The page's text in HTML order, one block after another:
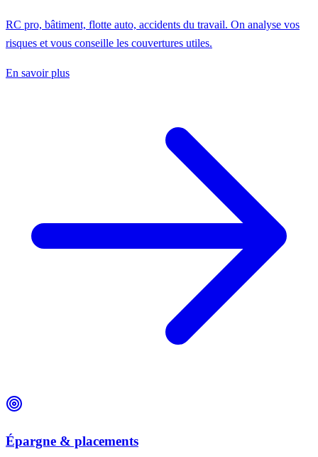
RC pro, bâtiment, flotte auto, accidents du travail. On analyse vos
risques et vous conseille les couvertures utiles.
En savoir plus
Épargne & placements